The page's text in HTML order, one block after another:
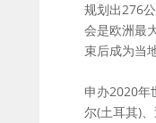
规划出276
会是欧洲最
束后成为当
申办2020年
尔(土耳其)